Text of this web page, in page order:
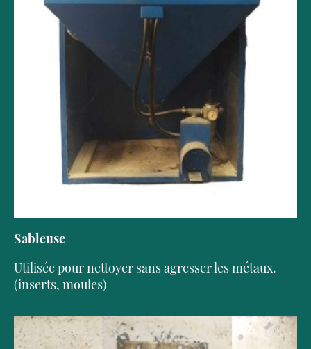
Sableuse
Utilisée pour nettoyer sans agresser les métaux.
(inserts, moules)